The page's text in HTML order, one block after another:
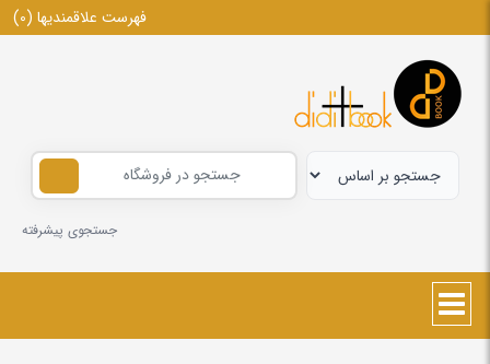
فهرست علاقمندیها (0)
جستجوی پیشرفته